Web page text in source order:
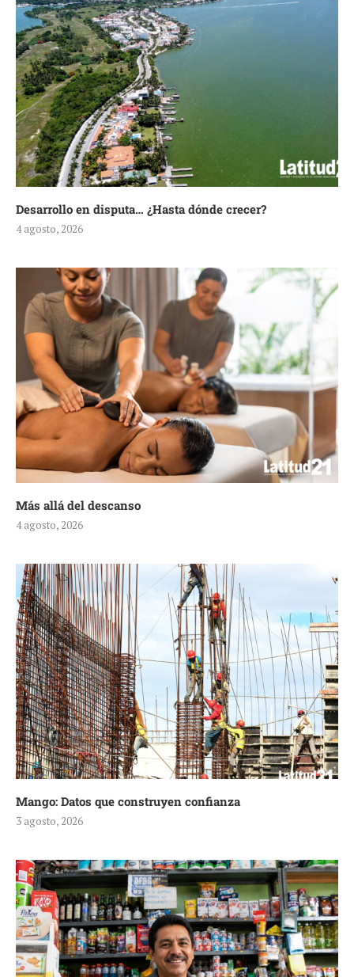
Desarrollo en disputa… ¿Hasta dónde crecer?
4 agosto, 2026
Más allá del descanso
4 agosto, 2026
Mango: Datos que construyen confianza
3 agosto, 2026